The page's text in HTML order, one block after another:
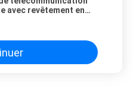
avec revêtement en